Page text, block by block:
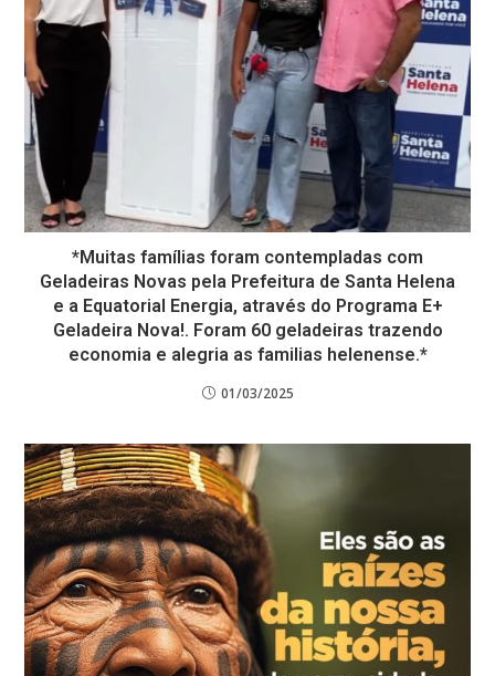
*Muitas famílias foram contempladas com
Geladeiras Novas pela Prefeitura de Santa Helena
e a Equatorial Energia, através do Programa E+
Geladeira Nova!. Foram 60 geladeiras trazendo
economia e alegria as familias helenense.*
01/03/2025